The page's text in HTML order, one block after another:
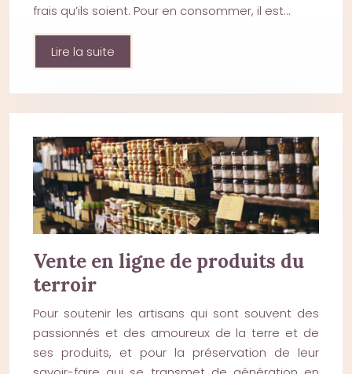
frais qu’ils soient. Pour en consommer, il est…
Lire la suite
Vente en ligne de produits du
terroir
Pour soutenir les artisans qui sont souvent des
passionnés et des amoureux de la terre et de
ses produits, et pour la préservation de leur